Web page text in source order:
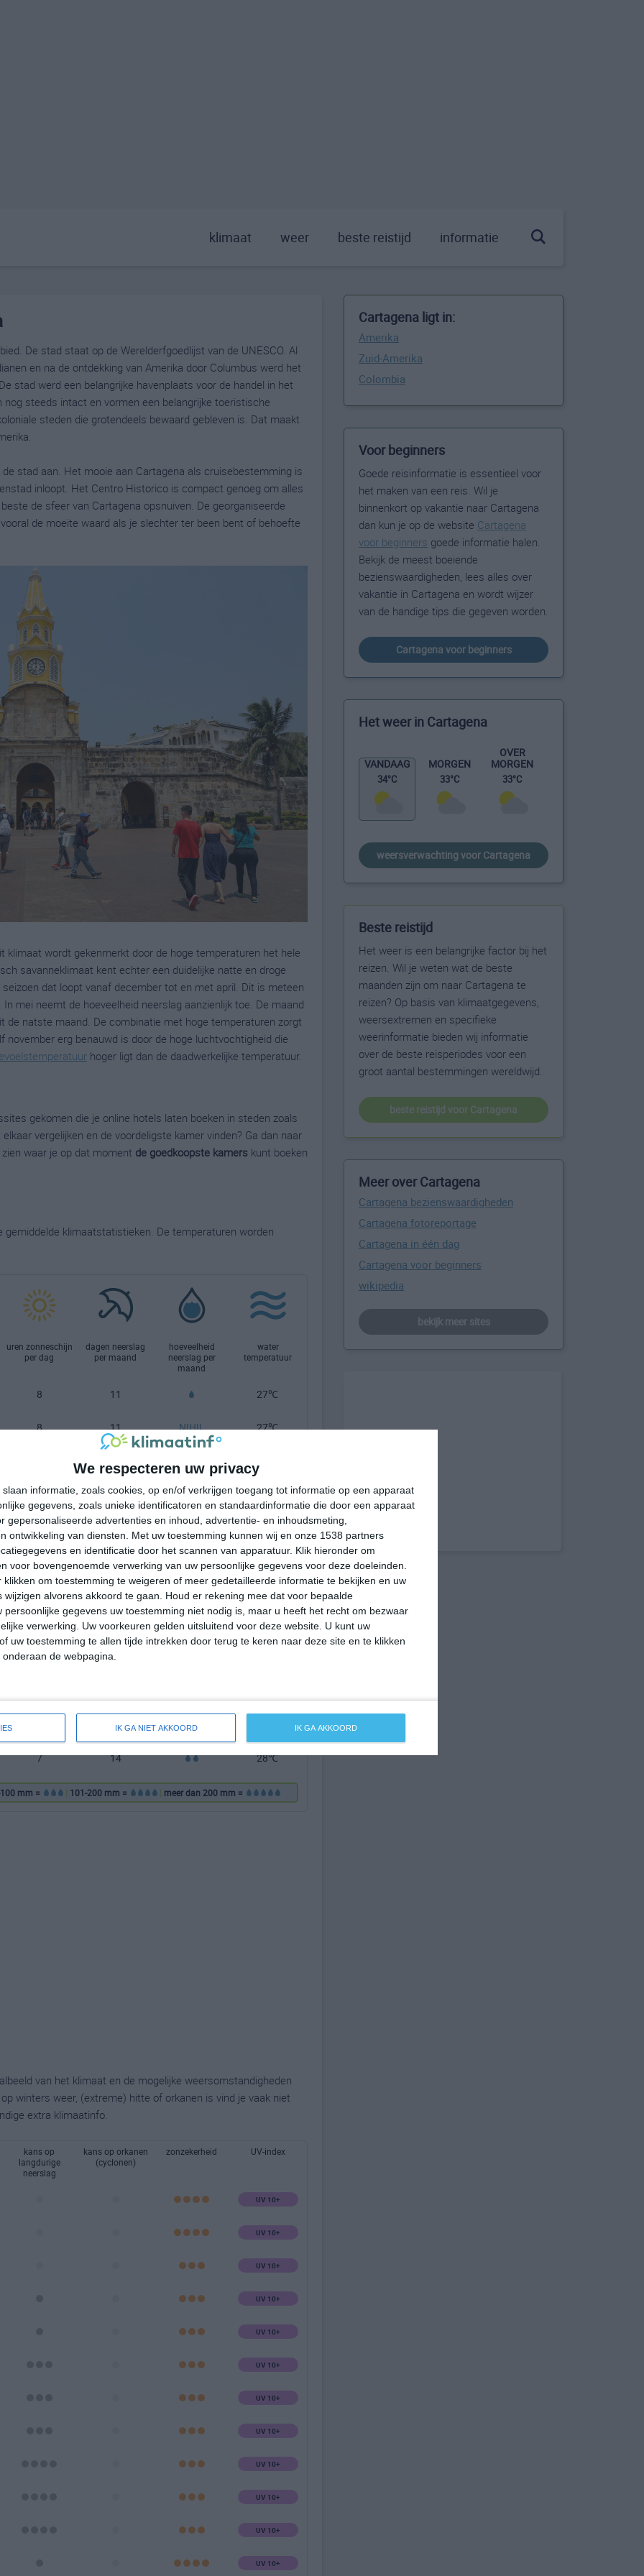
We respecteren uw privacy
slaan informatie, zoals cookies, op en/of verkrijgen toegang tot informatie op een apparaat
gegevens, zoals unieke identificatoren en standaardinformatie die door een apparaat
gepersonaliseerde advertenties en inhoud, advertentie- en inhoudsmeting,
ontwikkeling van diensten.
Met uw toestemming kunnen wij en onze 1538 partners
en identificatie door het scannen van apparatuur. Klik hieronder om
voor bovengenoemde verwerking van uw persoonlijke gegevens voor deze doeleinden.
klikken om toestemming te weigeren of meer gedetailleerde informatie te bekijken en uw
alvorens akkoord te gaan.
Houd er rekening mee dat voor bepaalde
persoonlijke gegevens uw toestemming niet nodig is, maar u heeft het recht om bezwaar
verwerking. Uw voorkeuren gelden uitsluitend voor deze website. U kunt uw
uw toestemming te allen tijde intrekken door terug te keren naar deze site en te klikken
de webpagina.
IK GA NIET AKKOORD IK GA AKKOORD
klimaat weer beste reistijd informatie
De stad staat op de Werelderfgoedlijst van de UNESCO. Al
en na de ontdekking van Amerika door Columbus werd het
stad werd een belangrijke havenplaats voor de handel in het
steeds intact en vormen een belangrijke toeristische
steden die grotendeels bewaard gebleven is. Dat maakt
stad aan. Het mooie aan Cartagena als cruisebestemming is
inloopt. Het Centro Historico is compact genoeg om alles
de sfeer van Cartagena opsnuiven. De georganiseerde
de moeite waard als je slechter ter been bent of behoefte
wordt gekenmerkt door de hoge temperaturen het hele
savanneklimaat kent echter een duidelijke natte en droge
dat loopt vanaf december tot en met april. Dit is meteen
mei neemt de hoeveelheid neerslag aanzienlijk toe. De maand
de natste maand. De combinatie met hoge temperaturen zorgt
erg benauwd is door de hoge luchtvochtigheid die
hoger ligt dan de daadwerkelijke temperatuur.
gekomen die je online hotels laten boeken in steden zoals
vergelijken en de voordeligste kamer vinden? Ga dan naar
waar je op dat moment de goedkoopste kamers kunt boeken
klimaatstatistieken. De temperaturen worden
uren zonneschijn
per dag
dagen neerslag
per maand
hoeveelheid
neerslag per
maand
water
temperatuur
8 11 27℃
8 11 NIHIL 27℃
7 12 27℃
6 15 28℃
6
7 16 29℃
6 17 29℃
6 18
18
7 14 28℃
mm = | 101-200 mm = | meer dan 200 mm =
van het klimaat en de mogelijke weersomstandigheden
winters weer, (extreme) hitte of orkanen is vind je vaak niet
extra klimaatinfo.
kans op
langdurige
neerslag
kans op orkanen
(cyclonen)
zonzekerheid UV-index
UV 10+
UV 10+
UV 10+
UV 10+
UV 10+
UV 10+
UV 10+
UV 10+
UV 10+
UV 10+
UV 10+
UV 10+
Cartagena ligt in:
Amerika
Zuid-Amerika
Colombia
Voor beginners
Goede reisinformatie is essentieel voor
het maken van een reis. Wil je
binnenkort op vakantie naar Cartagena
dan kun je op de website Cartagena
voor beginners goede informatie halen.
Bekijk de meest boeiende
bezienswaardigheden, lees alles over
vakantie in Cartagena en wordt wijzer
van de handige tips die gegeven worden.
Cartagena voor beginners
Het weer in Cartagena
VANDAAG
34°C
MORGEN
33°C
OVER
MORGEN
33°C
weersverwachting voor Cartagena
Beste reistijd
Het weer is een belangrijke factor bij het
reizen. Wil je weten wat de beste
maanden zijn om naar Cartagena te
reizen? Op basis van klimaatgegevens,
weersextremen en specifieke
weerinformatie bieden wij informatie
over de beste reisperiodes voor een
groot aantal bestemmingen wereldwijd.
beste reistijd voor Cartagena
Meer over Cartagena
Cartagena bezienswaardigheden
Cartagena fotoreportage
Cartagena in één dag
Cartagena voor beginners
wikipedia
bekijk meer sites